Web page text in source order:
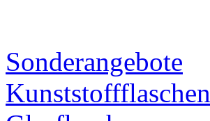
Sonderangebote
Kunststoffflaschen